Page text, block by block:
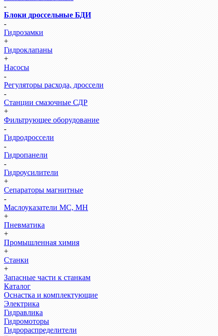
-
Блоки дроссельные БДИ
-
Гидрозамки
+
Гидроклапаны
+
Насосы
-
Регуляторы расхода, дроссели
-
Станции смазочные СДР
+
Фильтрующее оборудование
-
Гидродроссели
-
Гидропанели
-
Гидроусилители
+
Сепараторы магнитные
-
Маслоуказатели МС, МН
+
Пневматика
+
Промышленная химия
+
Станки
+
Запасные части к станкам
Каталог
Оснастка и комплектующие
Электрика
Гидравлика
Гидромоторы
Гидрораспределители